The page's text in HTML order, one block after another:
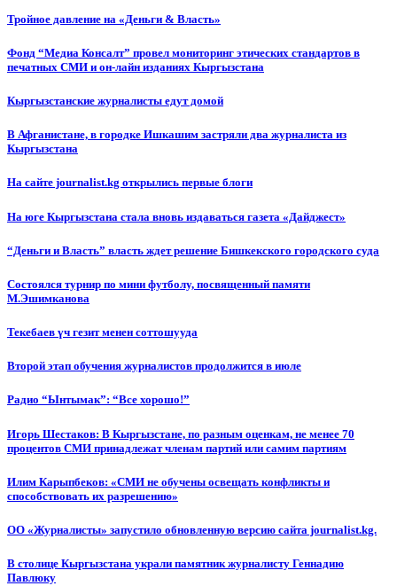
Тройное давление на «Деньги & Власть»
Фонд “Медиа Консалт” провел мониторинг этических стандартов в
печатных СМИ и он-лайн изданиях Кыргызстана
Кыргызстанские журналисты едут домой
В Афганистане, в городке Ишкашим застряли два журналиста из
Кыргызстана
На сайте journalist.kg открылись первые блоги
На юге Кыргызстана стала вновь издаваться газета «Дайджест»
“Деньги и Власть” власть ждет решение Бишкекского городского суда
Состоялся турнир по мини футболу, посвященный памяти
М.Эшимканова
Текебаев үч гезит менен соттошууда
Второй этап обучения журналистов продолжится в июле
Радио “Ынтымак”: “Все хорошо!”
Игорь Шестаков: В Кыргызстане, по разным оценкам, не менее 70
процентов СМИ принадлежат членам партий или самим партиям
Илим Карыпбеков: «СМИ не обучены освещать конфликты и
способствовать их разрешению»
ОО «Журналисты» запустило обновленную версию сайта journalist.kg.
В столице Кыргызстана украли памятник журналисту Геннадию
Павлюку